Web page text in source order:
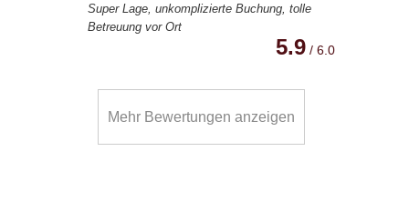
Super Lage, unkomplizierte Buchung, tolle
Betreuung vor Ort
5.9/ 6.0
Mehr Bewertungen anzeigen